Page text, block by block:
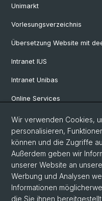
Unimarkt
Vorlesungsverzeichnis
Übersetzung Website mit
Intranet IUS
Intranet Unibas
Online Services
Social Media
Instagram
LinkedIn
Wir verwenden Cookies,
personalisieren,
können und die Zugriffe
Außerdem geben wir
unserer Website an
Werbung und Analysen
Informationen
die Sie ihnen